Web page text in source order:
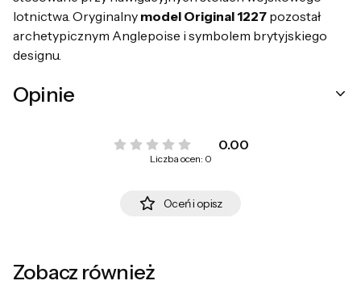
lotnictwa. Oryginalny model Original 1227 pozostał
archetypicznym Anglepoise i symbolem brytyjskiego
designu.
Opinie
0.00
Liczba ocen: 0
Oceń i opisz
Zobacz również